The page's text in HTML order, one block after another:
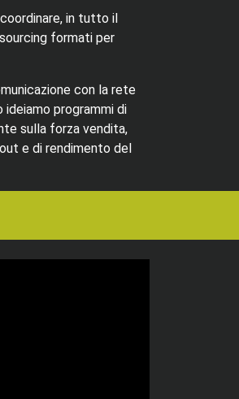
in tutto il
formati per
con la rete
programmi di
sulla forza vendita,
e di rendimento del